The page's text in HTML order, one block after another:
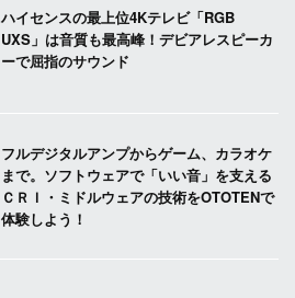
ハイセンスの最上位4Kテレビ「RGB
UXS」は音質も最高峰！デビアレスピーカ
ーで屈指のサウンド
フルデジタルアンプからゲーム、カラオケ
まで。ソフトウェアで「いい音」を支える
ＣＲＩ・ミドルウェアの技術をOTOTENで
体験しよう！